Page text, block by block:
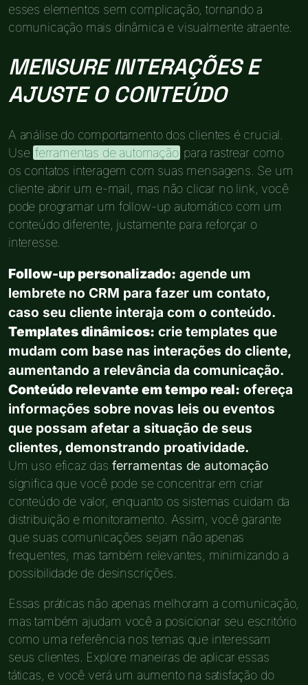
esses elementos sem complicação, tornando a
comunicação mais dinâmica e visualmente atraente.
MENSURE INTERAÇÕES E
AJUSTE O CONTEÚDO
A análise do comportamento dos clientes é crucial.
Use ferramentas de automação para rastrear como
os contatos interagem com suas mensagens. Se um
cliente abrir um e-mail, mas não clicar no link, você
pode programar um follow-up automático com um
conteúdo diferente, justamente para reforçar o
interesse.
Follow-up personalizado: agende um
lembrete no CRM para fazer um contato,
caso seu cliente interaja com o conteúdo.
Templates dinâmicos: crie templates que
mudam com base nas interações do cliente,
aumentando a relevância da comunicação.
Conteúdo relevante em tempo real: ofereça
informações sobre novas leis ou eventos
que possam afetar a situação de seus
clientes, demonstrando proatividade.
Um uso eficaz das ferramentas de automação
significa que você pode se concentrar em criar
conteúdo de valor, enquanto os sistemas cuidam da
distribuição e monitoramento. Assim, você garante
que suas comunicações sejam não apenas
frequentes, mas também relevantes, minimizando a
possibilidade de desinscrições.
Essas práticas não apenas melhoram a comunicação,
mas também ajudam você a posicionar seu escritório
como uma referência nos temas que interessam
seus clientes. Explore maneiras de aplicar essas
táticas, e você verá um aumento na satisfação do